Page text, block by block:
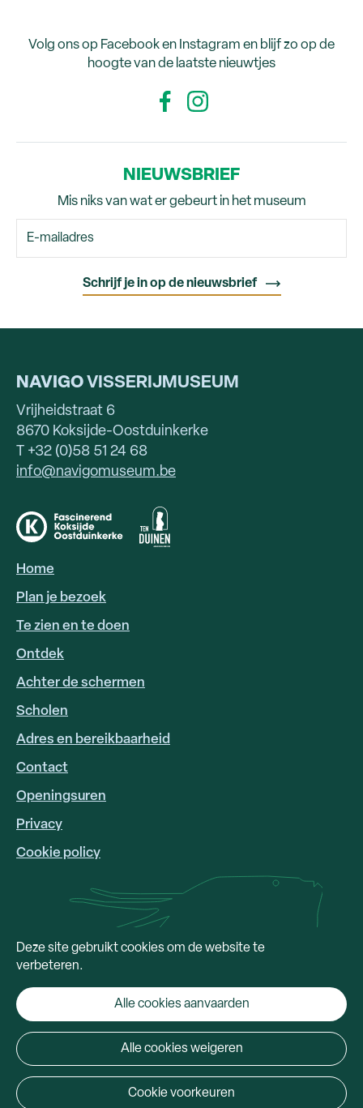
Volg ons op Facebook en Instagram en blijf zo op de
hoogte van de laatste nieuwtjes
NIEUWSBRIEF
Mis niks van wat er gebeurt in het museum
NAVIGO VISSERIJMUSEUM
Vrijheidstraat 6
8670 Koksijde-Oostduinkerke
T +32 (0)58 51 24 68
info@navigomuseum.be
HOOFDNAVIGATIE
Home
Plan je bezoek
Te zien en te doen
Ontdek
Achter de schermen
Scholen
Deze site gebruikt cookies om de website te
verbeteren.
Cookie voorkeuren
Alle cookies weigeren
Alle cookies aanvaarden
FOOTER
LINKS
Adres en bereikbaarheid
Contact
Openingsuren
Privacy
Cookie policy